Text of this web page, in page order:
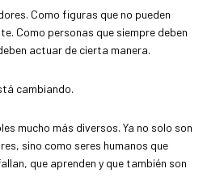
Como figuras que no pueden
Como personas que siempre deben
actuar de cierta manera.
cambiando.
mucho más diversos. Ya no solo son
sino como seres humanos que
que aprenden y que también son